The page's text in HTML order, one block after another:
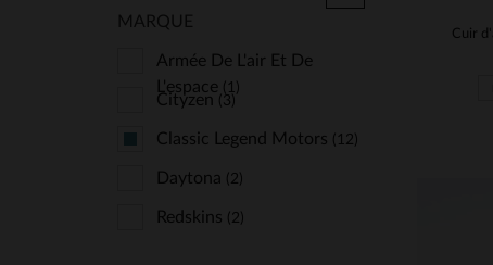
MARQUE
Armée De L'air Et De
L'espace
(1)
Cityzen (3)
Classic Legend Motors (12)
Daytona (2)
Redskins (2)